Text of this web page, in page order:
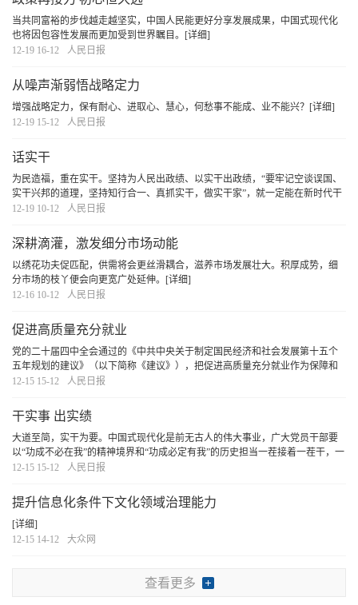
当共同富裕的步伐越走越坚实，中国人民能更好分享发展成果，中国式现代化
也将因包容性发展而更加受到世界瞩目。 [详细]
12-19 16-12
人民日报
从噪声渐弱悟战略定力
增强战略定力，保有耐心、进取心、慧心，何愁事不能成、业不能兴？ [详细]
12-19 15-12
人民日报
话实干
为民造福，重在实干。坚持为人民出政绩、以实干出政绩，“要牢记空谈误国、
实干兴邦的道理，坚持知行合一、真抓实干，做实干家”，就一定能在新时代干
出一番事业，实现中华民族伟大复兴。
12-19 10-12 人民日报
深耕滴灌，激发细分市场动能
以绣花功夫促匹配，供需将会更丝滑耦合，滋养市场发展壮大。积厚成势，细
分市场的枝丫便会向更宽广处延伸。 [详细]
12-16 10-12
人民日报
促进高质量充分就业
党的二十届四中全会通过的《中共中央关于制定国民经济和社会发展第十五个
五年规划的建议》（以下简称《建议》），把促进高质量充分就业作为保障和
改善民生的重要内容，提出新要求、作出新部署。这是以习近平同志为核心的
12-15 15-12 人民日报
干实事 出实绩
大道至简，实干为要。中国式现代化是前无古人的伟大事业，广大党员干部要
以“功成不必在我”的精神境界和“功成必定有我”的历史担当一茬接着一茬干，一
步一个脚印走，奋力实现明年经济社会发展目标任务，确保“十五五”开好局、起
12-15 15-12 人民日报
提升信息化条件下文化领域治理能力
[详细]
12-15 14-12
大众网
查看更多